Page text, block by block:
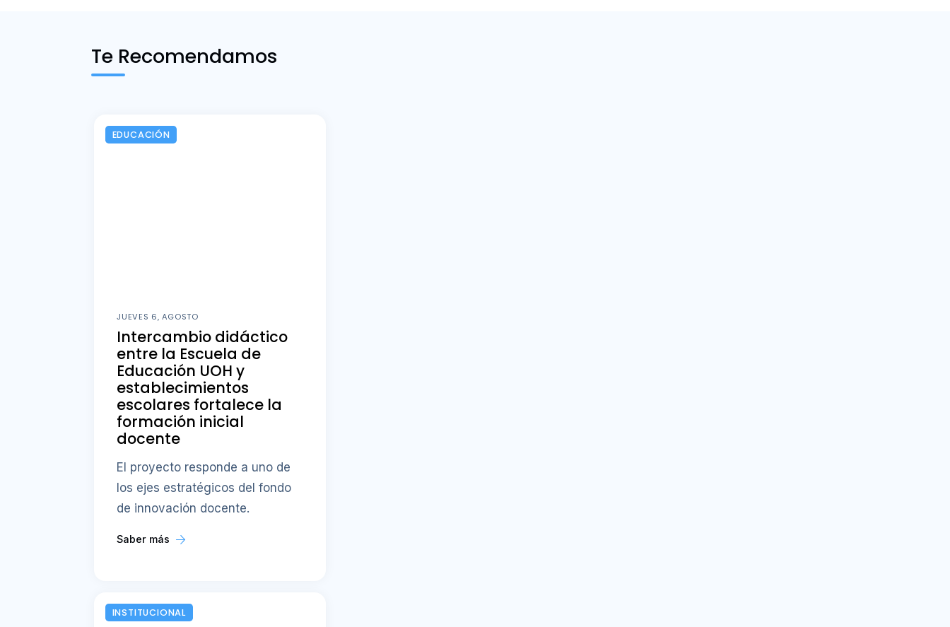
Te Recomendamos
EDUCACIÓN
JUEVES 6, AGOSTO
Intercambio didáctico
entre la Escuela de
Educación UOH y
establecimientos
escolares fortalece la
formación inicial
docente
El proyecto responde a uno de
los ejes estratégicos del fondo
de innovación docente.
Saber más
INSTITUCIONAL